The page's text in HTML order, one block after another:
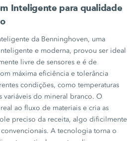
Inteligente para qualidade
da Benninghoven, uma
e moderna, provou ser ideal
livre de sensores e é de
máxima eficiência e tolerância
condições, como temperaturas
variáveis ​​do mineral branco. O
ao fluxo de materiais e cria as
preciso da receita, algo dificilmente
A tecnologia torna o